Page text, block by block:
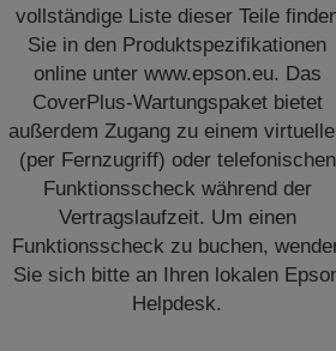
vollständige Liste dieser Teile
Sie in den Produktspezifikationen
online unter www.epson.eu. Das
CoverPlus-Wartungspaket bietet
außerdem Zugang zu einem
(per Fernzugriff) oder telefonischen
Funktionsscheck während der
Vertragslaufzeit. Um einen
Funktionsscheck zu buchen,
Sie sich bitte an Ihren lokalen
Helpdesk.